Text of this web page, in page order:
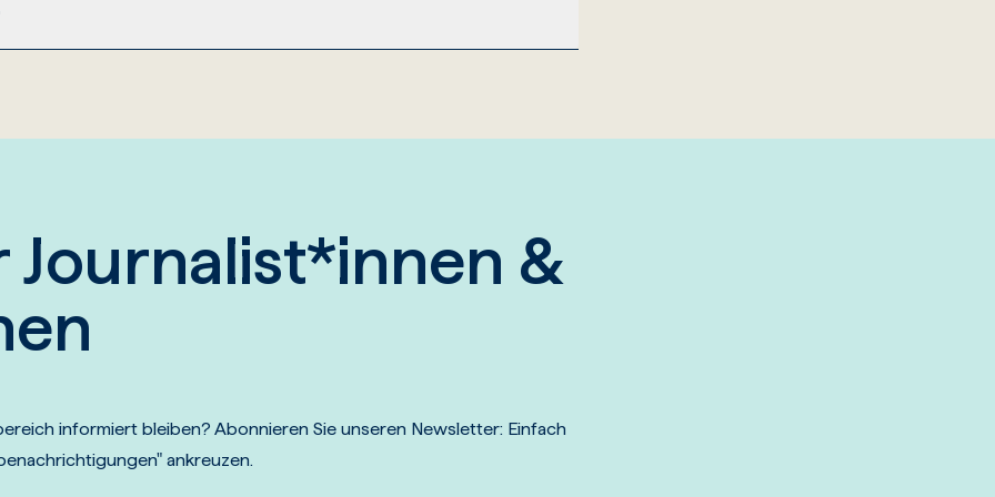
bevorzugen, können Sie uns auch ein gedrucktes
&
informiert bleiben? Abonnieren Sie unseren Newsletter: Einfach
ankreuzen.